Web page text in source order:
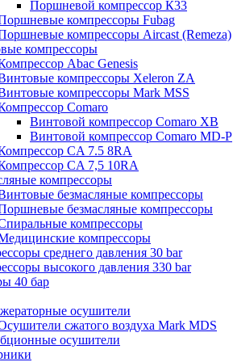
Поршневой компрессор К33
компрессоры Fubag
компрессоры Aircast (Remeza)
компрессоры
Abac Genesis
компрессоры Xeleron ZA
компрессоры Mark MSS
Comaro
Винтовой компрессор Comaro XB
Винтовой компрессор Comaro MD-P
CA 7.5 8RA
CA 7,5 10RA
компрессоры
безмасляные компрессоры
безмасляные компрессоры
компрессоры
компрессоры
среднего давления 30 bar
высокого давления 330 bar
40 бар
осушители
сжатого воздуха Mark MDS
осушители